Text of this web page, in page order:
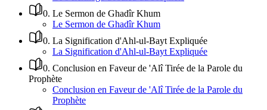
0. Le Sermon de Ghadîr Khum
Le Sermon de Ghadîr Khum
0. La Signification d'Ahl-ul-Bayt Expliquée
La Signification d'Ahl-ul-Bayt Expliquée
0. Conclusion en Faveur de 'Alî Tirée de la Parole du
Prophète
Conclusion en Faveur de 'Alî Tirée de la Parole du
Prophète